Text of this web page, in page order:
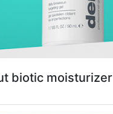
biotic moisturizer